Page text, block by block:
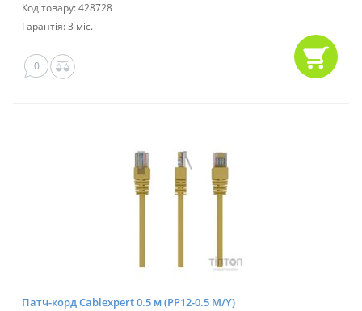
Код товару: 428728
Гарантія: 3 міс.
0
Патч-корд Cablexpert 0.5 м (PP12-0.5 M/Y)